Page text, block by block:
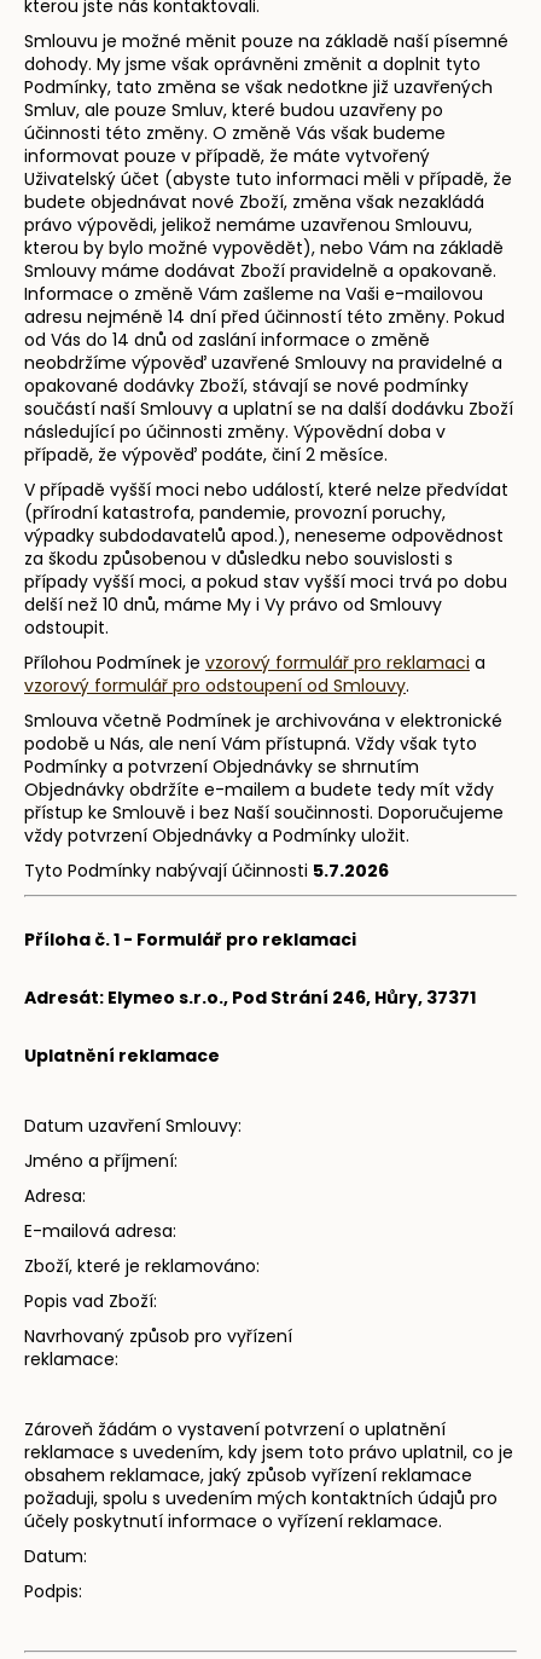
kterou jste nás kontaktovali.
Smlouvu je možné měnit pouze na základě naší písemné
dohody. My jsme však oprávněni změnit a doplnit tyto
Podmínky, tato změna se však nedotkne již uzavřených
Smluv, ale pouze Smluv, které budou uzavřeny po
účinnosti této změny. O změně Vás však budeme
informovat pouze v případě, že máte vytvořený
Uživatelský účet (abyste tuto informaci měli v případě, že
budete objednávat nové Zboží, změna však nezakládá
právo výpovědi, jelikož nemáme uzavřenou Smlouvu,
kterou by bylo možné vypovědět), nebo Vám na základě
Smlouvy máme dodávat Zboží pravidelně a opakovaně.
Informace o změně Vám zašleme na Vaši e-mailovou
adresu nejméně 14 dní před účinností této změny. Pokud
od Vás do 14 dnů od zaslání informace o změně
neobdržíme výpověď uzavřené Smlouvy na pravidelné a
opakované dodávky Zboží, stávají se nové podmínky
součástí naší Smlouvy a uplatní se na další dodávku Zboží
následující po účinnosti změny. Výpovědní doba v
případě, že výpověď podáte, činí 2 měsíce.
V případě vyšší moci nebo událostí, které nelze předvídat
(přírodní katastrofa, pandemie, provozní poruchy,
výpadky subdodavatelů apod.), neneseme odpovědnost
za škodu způsobenou v důsledku nebo souvislosti s
případy vyšší moci, a pokud stav vyšší moci trvá po dobu
delší než 10 dnů, máme My i Vy právo od Smlouvy
odstoupit.
Přílohou Podmínek je vzorový formulář pro reklamaci a
vzorový formulář pro odstoupení od Smlouvy.
Smlouva včetně Podmínek je archivována v elektronické
podobě u Nás, ale není Vám přístupná. Vždy však tyto
Podmínky a potvrzení Objednávky se shrnutím
Objednávky obdržíte e-mailem a budete tedy mít vždy
přístup ke Smlouvě i bez Naší součinnosti. Doporučujeme
vždy potvrzení Objednávky a Podmínky uložit.
Tyto Podmínky nabývají účinnosti 5.7.2026
Příloha č. 1 - Formulář pro reklamaci
Adresát: Elymeo s.r.o., Pod Strání 246, Hůry, 37371
Uplatnění reklamace
Datum uzavření Smlouvy:
Jméno a příjmení:
Adresa:
E-mailová adresa:
Zboží, které je reklamováno:
Popis vad Zboží:
Navrhovaný způsob pro vyřízení
reklamace:
Zároveň žádám o vystavení potvrzení o uplatnění
reklamace s uvedením, kdy jsem toto právo uplatnil, co je
obsahem reklamace, jaký způsob vyřízení reklamace
požaduji, spolu s uvedením mých kontaktních údajů pro
účely poskytnutí informace o vyřízení reklamace.
Datum:
Podpis: